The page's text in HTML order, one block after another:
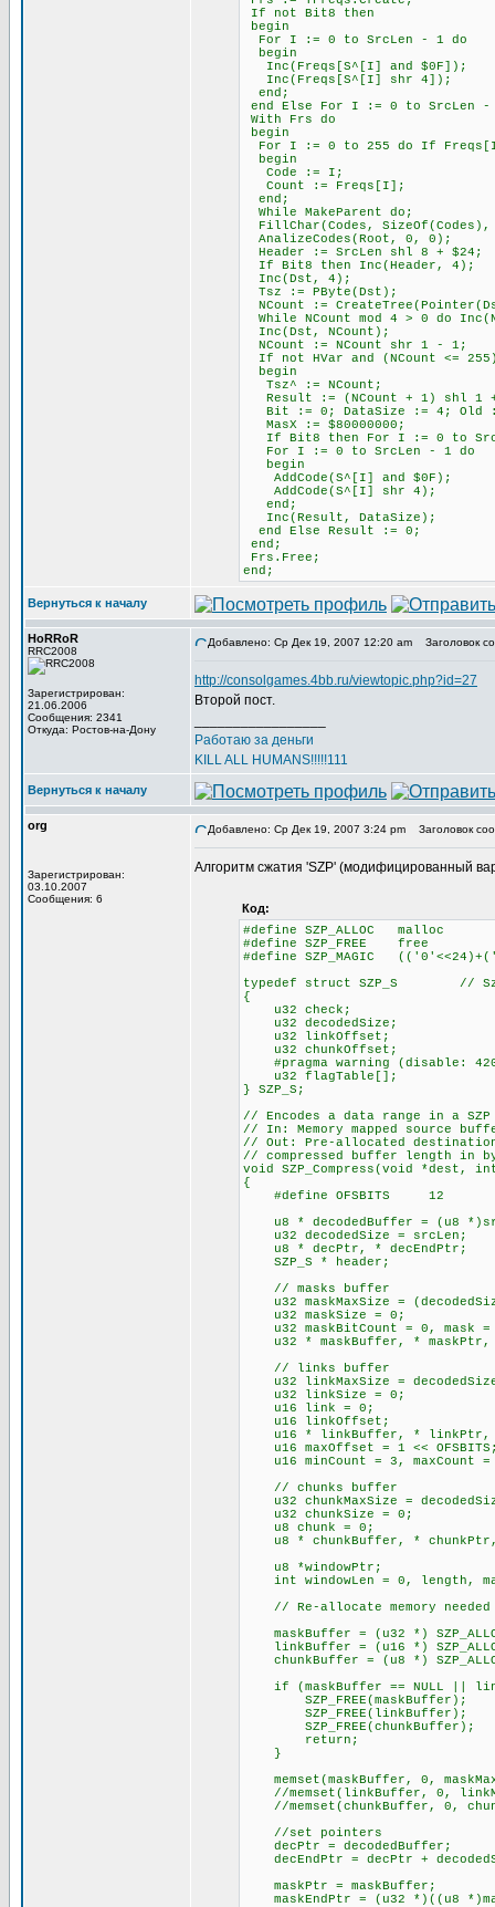
If not Bit8 then
begin
For I := 0 to SrcLen - 1 do
begin
Inc(Freqs[S^[I] and $0F]);
Inc(Freqs[S^[I] shr 4]);
end;
end Else For I := 0 to SrcLen
With Frs do
begin
For I := 0 to 255 do If Freqs[I]
begin
Code := I;
Count := Freqs[I];
end;
While MakeParent do;
FillChar(Codes,
AnalizeCodes(Root, 0, 0);
Header := SrcLen shl 8 + $24;
If Bit8 then Inc(Header, 4);
Inc(Dst, 4);
Tsz := PByte(Dst);
NCount :=
While NCount mod 4 > 0 do
Inc(Dst, NCount);
NCount := NCount shr 1 - 1;
If not HVar and (NCount <=
begin
Tsz^ := NCount;
Result := (NCount + 1) shl 1
Bit := 0; DataSize := 4; Old
MasX := $80000000;
If Bit8 then For I := 0 to
For I := 0 to SrcLen - 1 do
begin
AddCode(S^[I] and $0F);
AddCode(S^[I] shr 4);
end;
Inc(Result, DataSize);
end Else Result := 0;
end;
Frs.Free;
end;
Вернуться к началу
HoRRoR
RRC2008
Зарегистрирован:
21.06.2006
Сообщения: 2341
Откуда: Ростов-на-Дону
Добавлено: Ср Дек 19, 2007 12:20 am Заголовок
http://consolgames.4bb.ru/viewtopic.php?id=27
Второй пост.
Работаю за деньги
KILL ALL HUMANS!!!!!111
Вернуться к началу
org
Зарегистрирован:
03.10.2007
Сообщения: 6
Добавлено: Ср Дек 19, 2007 3:24 pm Заголовок
Алгоритм сжатия 'SZP' (модифицированный
Код:
#define SZP_ALLOC malloc
#define SZP_FREE free
#define SZP_MAGIC
typedef struct SZP_S // Szp
{
u32 check;
u32 decodedSize;
u32 linkOffset;
u32 chunkOffset;
#pragma warning (disable:
u32 flagTable[];
} SZP_S;
// Encodes a data range in a
// In: Memory mapped source
// Out: Pre-allocated
// compressed buffer length in
void SZP_Compress(void *dest,
{
#define OFSBITS 12
u8 * decodedBuffer = (u8
u32 decodedSize = srcLen;
u8 * decPtr, * decEndPtr;
SZP_S * header;
// masks buffer
u32 maskMaxSize =
u32 maskSize = 0;
u32 maskBitCount = 0, mask
u32 * maskBuffer, * maskPtr,
// links buffer
u32 linkMaxSize =
u32 linkSize = 0;
u16 link = 0;
u16 linkOffset;
u16 * linkBuffer, * linkPtr,
u16 maxOffset = 1 <<
u16 minCount = 3, maxCount =
// chunks buffer
u32 chunkMaxSize =
u32 chunkSize = 0;
u8 chunk = 0;
u8 * chunkBuffer, *
u8 *windowPtr;
int windowLen = 0, length,
// Re-allocate memory needed
maskBuffer = (u32 *)
linkBuffer = (u16 *)
chunkBuffer = (u8 *)
if (maskBuffer == NULL ||
SZP_FREE(maskBuffer);
SZP_FREE(linkBuffer);
SZP_FREE(chunkBuffer);
return;
}
memset(maskBuffer, 0,
//memset(linkBuffer, 0,
//memset(chunkBuffer, 0,
//set pointers
decPtr = decodedBuffer;
decEndPtr = decPtr +
maskPtr = maskBuffer;
maskEndPtr = (u32 *)((u8